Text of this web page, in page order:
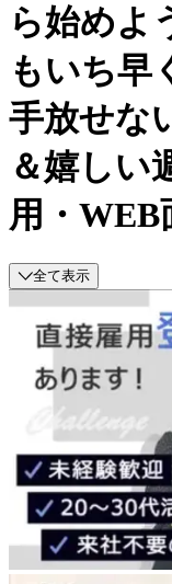
ら始めよ
もいち
手放せな
＆嬉しい
用・
全て表示